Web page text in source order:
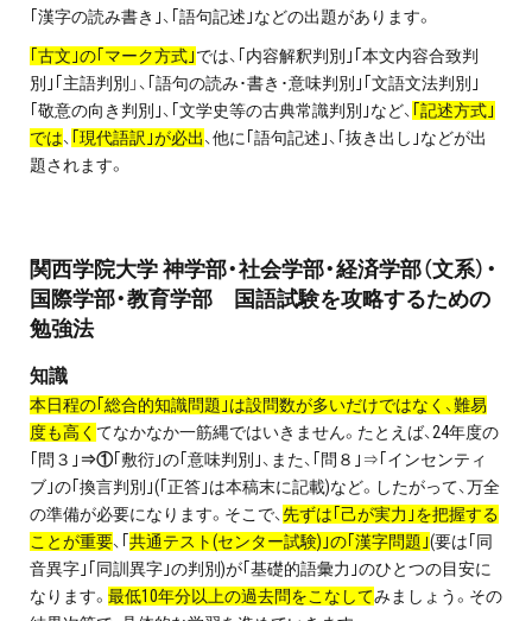
｢漢字の読み書き｣、｢語句記述｣などの出題があります。
｢古文｣の｢マーク方式｣では、｢内容解釈判別｣｢本文内容合致判
別｣｢主語判別」、｢語句の読み･書き･意味判別｣｢文語文法判別｣
｢敬意の向き判別｣、｢文学史等の古典常識判別｣など、
｢記述方式｣
では、 ｢現代語訳｣が必出、他に｢語句記述｣、｢抜き出し｣などが出
題されます。
関西学院大学 神学部・社会学部・経済学部（文系）・
国際学部・教育学部 国語試験を攻略するための
勉強法
知識
本日程の｢総合的知識問題｣は設問数が多いだけではなく、難易
度も高く てなかなか一筋縄ではいきません。たとえば、24年度の
｢問３｣ ⇒①｢敷衍｣の｢意味判別｣、また、｢問８｣⇒｢インセンティ
ブ｣の｢換言判別｣(｢正答｣は本稿末に記載)など。したがって、万全
の準備が必要になります。そこで、先ずは｢己が実力｣を把握する
ことが重要、｢ 共通テスト(センター試験)｣の｢漢字問題｣(要は｢同
音異字｣｢同訓異字｣の判別)が｢基礎的語彙力｣のひとつの目安に
なります。 最低10年分以上の過去問をこなしてみましょう。その